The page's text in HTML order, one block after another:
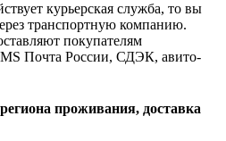
курьерская служба, то вы
транспортную компанию.
покупателям
Почта России, СДЭК, авито-
проживания, доставка